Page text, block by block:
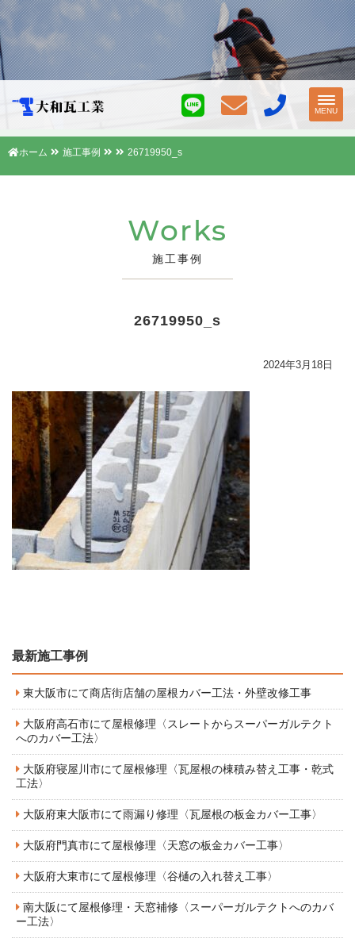
MENU
ホーム 施工事例 26719950_s
Works
施工事例
26719950_s
2024年3月18日
最新施工事例
東大阪市にて商店街店舗の屋根カバー工法・外壁改修工事
大阪府高石市にて屋根修理〈スレートからスーパーガルテクト
へのカバー工法〉
大阪府寝屋川市にて屋根修理〈瓦屋根の棟積み替え工事・乾式
工法〉
大阪府東大阪市にて雨漏り修理〈瓦屋根の板金カバー工事〉
大阪府門真市にて屋根修理〈天窓の板金カバー工事〉
大阪府大東市にて屋根修理〈谷樋の入れ替え工事〉
南大阪にて屋根修理・天窓補修〈スーパーガルテクトへのカバ
ー工法〉